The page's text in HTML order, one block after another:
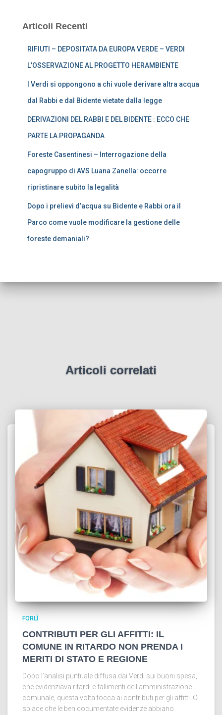
Articoli Recenti
RIFIUTI – DEPOSITATA DA EUROPA VERDE – VERDI
L’OSSERVAZIONE AL PROGETTO HERAMBIENTE
I Verdi si oppongono a chi vuole derivare altra acqua
dal Rabbi e dal Bidente vietate dalla legge
DERIVAZIONI DEL RABBI E DEL BIDENTE : ECCO CHE
PARTE LA PROPAGANDA
Foreste Casentinesi – Interrogazione della
capogruppo di AVS Luana Zanella: occorre
ripristinare subito la legalità
Dopo i prelievi d’acqua su Bidente e Rabbi ora il
Parco come vuole modificare la gestione delle
foreste demaniali?
Articoli correlati
FORLÌ
CONTRIBUTI PER GLI AFFITTI: IL
COMUNE IN RITARDO NON PRENDA I
MERITI DI STATO E REGIONE
Dopo l’analisi puntuale diffusa dai Verdi sui buoni spesa,
che evidenziava ritardi e fallimenti dell’amministrazione
comunale, questa volta tocca ai contributi per gli affitti. Ci
spiace che le ben documentate evidenze abbiano